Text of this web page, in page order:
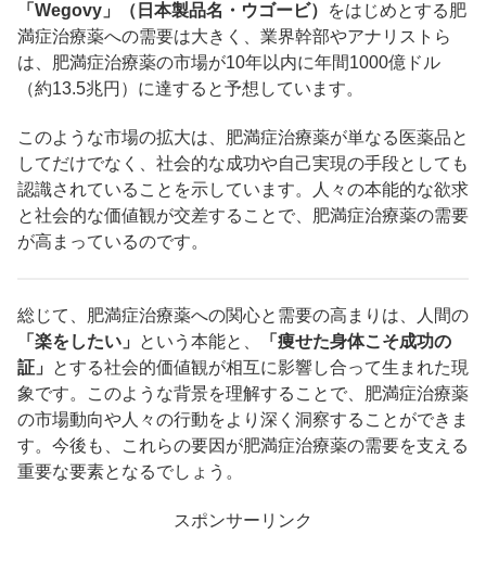
「Wegovy」（日本製品名・ウゴービ）
をはじめとする肥
満症治療薬への需要は大きく、業界幹部やアナリストら
は、肥満症治療薬の市場が10年以内に年間1000億ドル
（約13.5兆円）に達すると予想しています。
このような市場の拡大は、肥満症治療薬が単なる医薬品と
してだけでなく、社会的な成功や自己実現の手段としても
認識されていることを示しています。​人々の本能的な欲求
と社会的な価値観が交差することで、肥満症治療薬の需要
が高まっているのです。​
総じて、肥満症治療薬への関心と需要の高まりは、人間の
「楽をしたい」
という本能と、
「痩せた身体こそ成功の
証」
とする社会的価値観が相互に影響し合って生まれた現
象です。​このような背景を理解することで、肥満症治療薬
の市場動向や人々の行動をより深く洞察することができま
す。​今後も、これらの要因が肥満症治療薬の需要を支える
重要な要素となるでしょう。
スポンサーリンク